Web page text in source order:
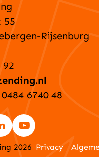
55
Rijsenburg
92
6740 48
Go
2026 Privacy